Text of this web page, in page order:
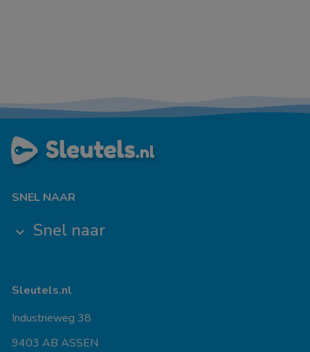
SNEL NAAR
keyboard_arrow_down Snel naar
Sleutels.nl
Industrieweg 38
9403 AB ASSEN